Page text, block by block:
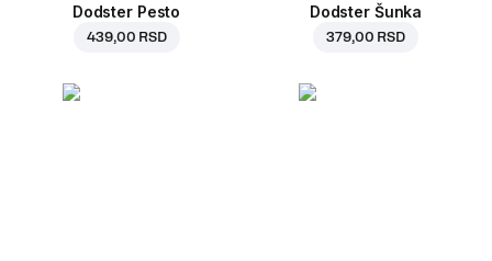
Dodster Pesto
439,00 RSD
Dodster Šunka
379,00 RSD